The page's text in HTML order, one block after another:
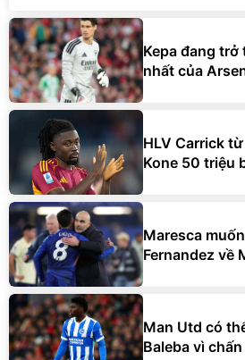
Kepa đang trở
nhất của
HLV Carrick
Kone 50 triệu
Maresca
Fernandez về
Man Utd có
Baleba vì